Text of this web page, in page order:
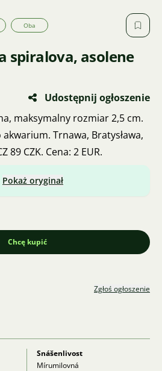
Oba
spiralova, asolene
Udostępnij ogłoszenie
maksymalny rozmiar 2,5 cm.
Trnawa, Bratysława,
89 CZK. Cena: 2 EUR.
Pokaż oryginał
Chcę kupić
Zgłoś ogłoszenie
Snášenlivost
Mírumilovná